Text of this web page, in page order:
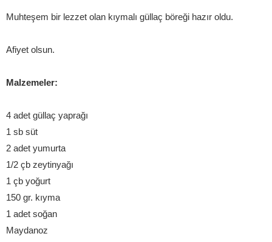
Muhteşem bir lezzet olan kıymalı güllaç böreği hazır oldu.
Afiyet olsun.
Malzemeler:
4 adet güllaç yaprağı
1 sb süt
2 adet yumurta
1/2 çb zeytinyağı
1 çb yoğurt
150 gr. kıyma
1 adet soğan
Maydanoz